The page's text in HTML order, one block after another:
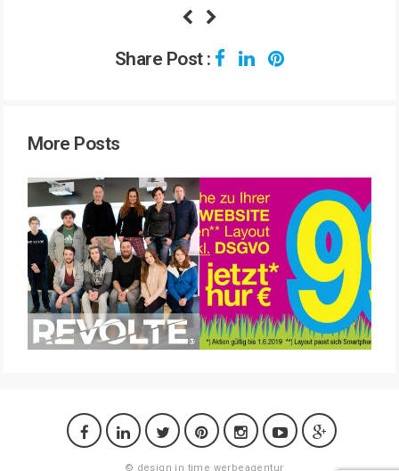
Share Post :
More Posts
© design in time werbeagentur